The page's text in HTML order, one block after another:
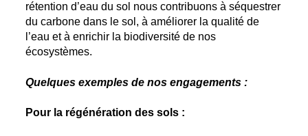
rétention d’eau du sol nous contribuons à séquestrer
du carbone dans le sol, à améliorer la qualité de
l’eau et à enrichir la biodiversité de nos
écosystèmes.
Quelques exemples de nos engagements :
Pour la régénération des sols :